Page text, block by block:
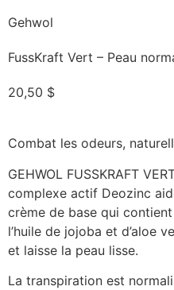
Gehwol
FussKraft Vert – Peau
20,50 $
Combat les odeurs,
GEHWOL FUSSKRAFT
complexe actif Deozinc
crème de base qui
l’huile de jojoba et d’aloe
et laisse la peau lisse.
La transpiration est